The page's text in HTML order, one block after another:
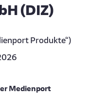
(DIZ)
Produkte“)
Medienport